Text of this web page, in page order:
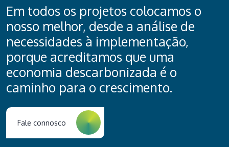
Em todos os projetos colocamos o
nosso melhor, desde a análise de
necessidades à implementação,
porque acreditamos que uma
economia descarbonizada é o
caminho para o crescimento.
Fale connosco